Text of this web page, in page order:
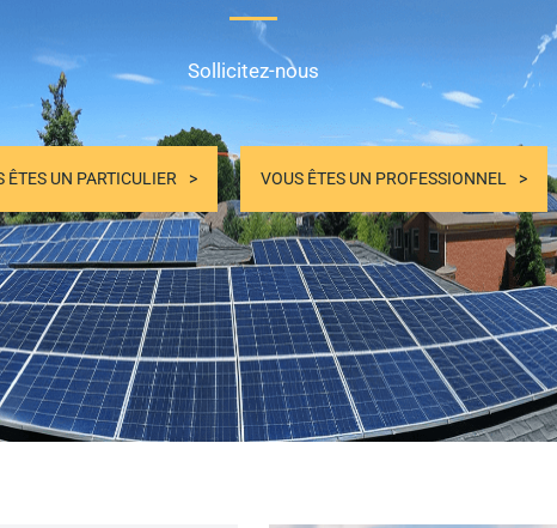
Sollicitez-nous
ÊTES UN PARTICULIER VOUS ÊTES UN PROFESSIONNEL